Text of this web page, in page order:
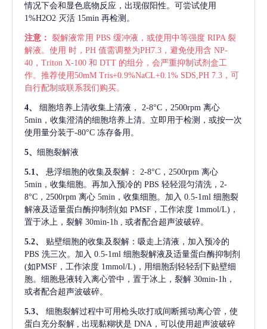
情况下会和显色底物反应，出现假阳性。可尝试使用
1%H2O2 灭活 15min 再检测。
注意： 裂解液常用 PBS 缓冲液，或使用中等强度 RIPA 裂
解液。使用 时，PH 值需调整为PH7.3，避免使用含 NP-
40，Triton X-100 和 DTT 的组分，会严重抑制试剂盒工
作。推荐使用50mM Tris+0.9%NaCL+0.1% SDS,PH 7.3，可
自行配制或联系我们购买。
4、 细胞培养上清收集上清液，
2-8°C，2500rpm 离心
5min，收集澄清的细胞培养上清。立即用于检测，或按一次
使用量分装于-80°C 冻存备用。
5、 细胞裂解液
5.1、 悬浮细胞的收集及裂解：
2-8°C，2500rpm 离心
5min，收集细胞。再加入预冷的 PBS 轻轻混匀清洗，2-
8°C，2500rpm 离心 5min，收集细胞。加入 0.5-1ml 细胞裂
解液及适量蛋白酶抑制剂(如 PMSF，工作浓度 1mmol/L)，
置于冰上，裂解 30min-1h , 或者配合超声波破碎。
5.2、
贴壁细胞的收集及裂解：吸走上清液，加入预冷的
PBS 洗三次。加入 0.5-1ml 细胞裂解液及适量蛋白酶抑制剂
(如PMSF，工作浓度 1mmol/L)，用细胞刮轻轻刮下贴壁细
胞。细胞悬液转入离心管中，置于冰上，裂解 30min-1h，
或者配合超声波破碎。
5.3、
细胞裂解过程中可用枪头吹打或间断摇动离心管，使
蛋白充分裂解
, 出现黏糊状是 DNA，可以使用超声波破碎